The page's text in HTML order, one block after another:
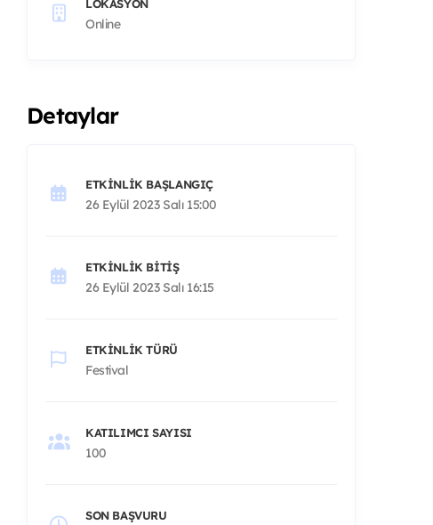
LOKASYON
Online
Detaylar
ETKINLIK BAŞLANGIÇ
26 Eylül 2023 Salı 15:00
ETKINLIK BITIŞ
26 Eylül 2023 Salı 16:15
ETKINLIK TÜRÜ
Festival
KATILIMCI SAYISI
100
SON BAŞVURU